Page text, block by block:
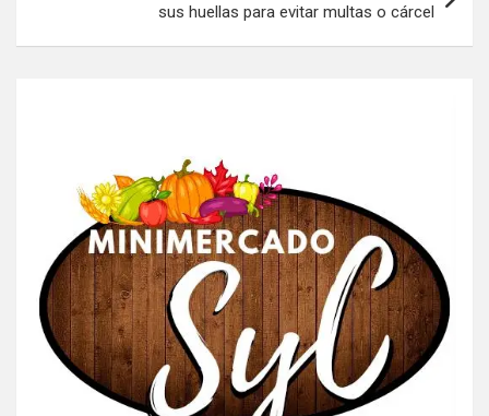
sus huellas para evitar multas o cárcel